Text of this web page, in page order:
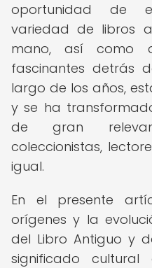
oportunidad de
variedad de libros
mano, así como
fascinantes detrás
largo de los años,
y se ha
de gran
coleccionistas,
igual.
En el presente
orígenes y la
del Libro Antiguo y
significado